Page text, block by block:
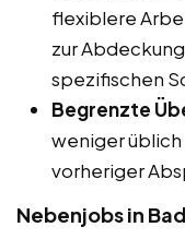
flexiblere
zur
spezifischen
Begrenzte
weniger üblich
vorheriger
Nebenjobs in